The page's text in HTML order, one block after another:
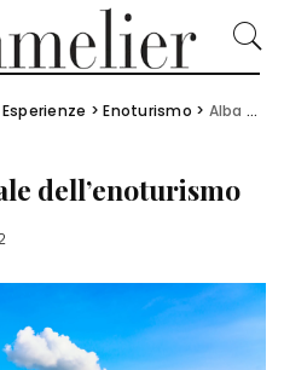
Esperienze >Enoturismo > Alba modello globale dell’enoturismo
dell’enoturismo